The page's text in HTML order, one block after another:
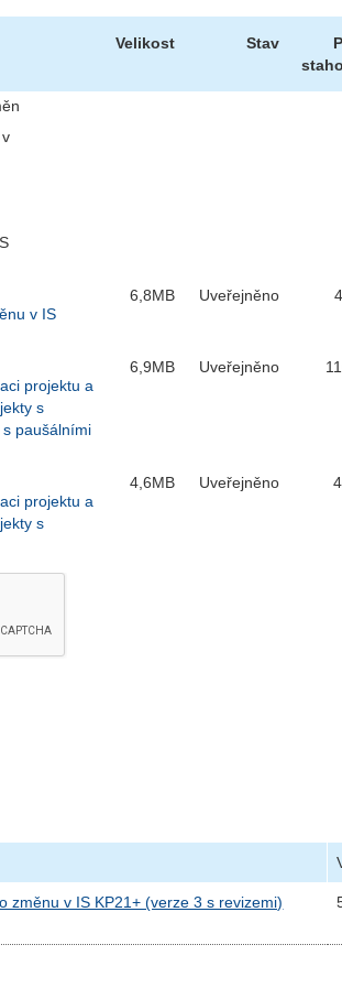
Velikost Stav
v IS
6,8MB Uveřejněno
projektu a
s
paušálními
6,9MB Uveřejněno
projektu a
s
4,6MB Uveřejněno
změnu v IS KP21+ (verze 3 s revizemi)